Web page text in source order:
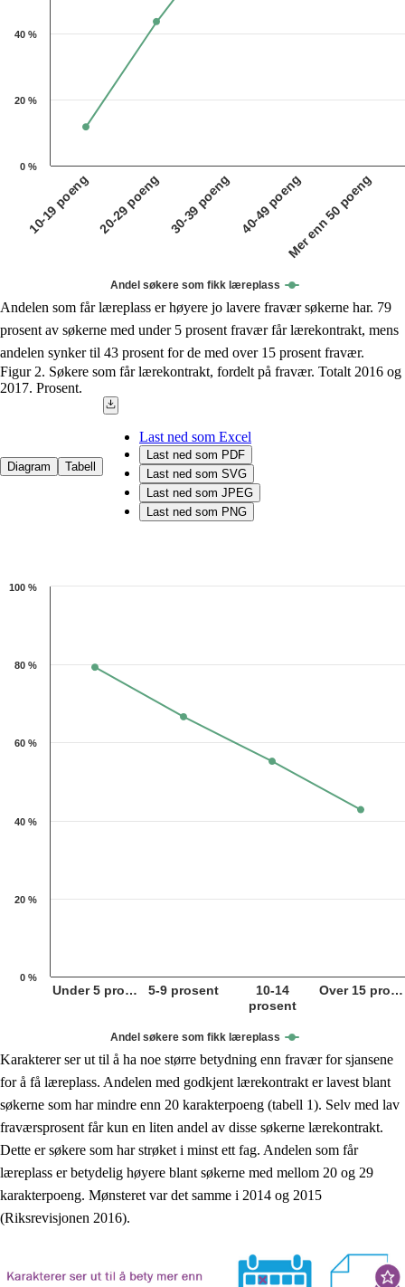
10-19 poeng 20-29 poeng 30-39 poeng 40-49 poengMer enn 50 poeng
0 %
20 %
40 %
Andel søkere som fikk læreplass
End of interactive chart.
Andelen som får læreplass er høyere jo lavere fravær søkerne har. 79
prosent av søkerne med under 5 prosent fravær får lærekontrakt, mens
andelen synker til 43 prosent for de med over 15 prosent fravær.
Figur 2. Søkere som får lærekontrakt, fordelt på fravær. Totalt 2016 og
2017. Prosent.
Diagram Tabell
Last ned som Excel
Last ned som PDF
Last ned som SVG
Last ned som JPEG
Last ned som PNG
Under 5 pro… 5-9 prosent
10-14
prosent
Over 15 pro…
0 %
20 %
40 %
60 %
80 %
100 %
Andel søkere som fikk læreplass
End of interactive chart.
Karakterer ser ut til å ha noe større betydning enn fravær for sjansene
for å få læreplass. Andelen med godkjent lærekontrakt er lavest blant
søkerne som har mindre enn 20 karakterpoeng (tabell 1). Selv med lav
fraværsprosent får kun en liten andel av disse søkerne lærekontrakt.
Dette er søkere som har strøket i minst ett fag. Andelen som får
læreplass er betydelig høyere blant søkerne med mellom 20 og 29
karakterpoeng. Mønsteret var det samme i 2014 og 2015
(Riksrevisjonen 2016).